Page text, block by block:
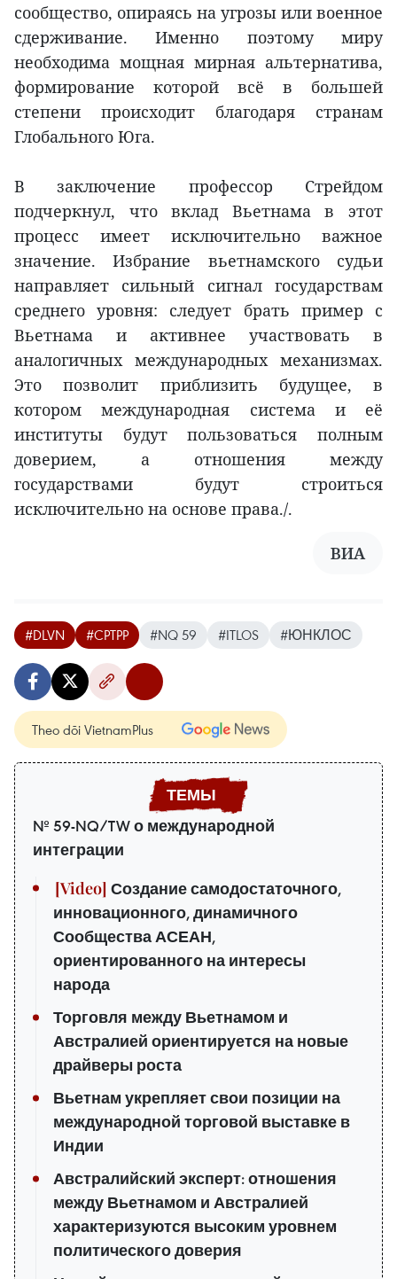
сообщество, опираясь на угрозы или военное
сдерживание. Именно поэтому миру
необходима мощная мирная альтернатива,
формирование которой всё в большей
степени происходит благодаря странам
Глобального Юга.
В заключение профессор Стрейдом
подчеркнул, что вклад Вьетнама в этот
процесс имеет исключительно важное
значение. Избрание вьетнамского судьи
направляет сильный сигнал государствам
среднего уровня: следует брать пример с
Вьетнама и активнее участвовать в
аналогичных международных механизмах.
Это позволит приблизить будущее, в
котором международная система и её
институты будут пользоваться полным
доверием, а отношения между
государствами будут строиться
исключительно на основе права./.
ВИА
#DLVN #CPTPP #NQ 59 #ITLOS #ЮНКЛОС
Theo dõi VietnamPlus
№ 59-NQ/TW о международной
интеграции
Создание самодостаточного,
инновационного, динамичного
Сообщества АСЕАН,
ориентированного на интересы
народа
Торговля между Вьетнамом и
Австралией ориентируется на новые
драйверы роста
Вьетнам укрепляет свои позиции на
международной торговой выставке в
Индии
Австралийский эксперт: отношения
между Вьетнамом и Австралией
характеризуются высоким уровнем
политического доверия